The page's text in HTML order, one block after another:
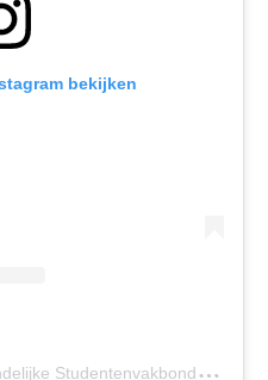
bekijken
E
en bericht gedeeld door Landelijke Studentenvakbond (@lsvb.studentenbond)